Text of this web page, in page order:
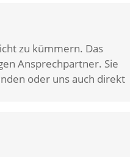
zu kümmern. Das
Ansprechpartner. Sie
oder uns auch direkt